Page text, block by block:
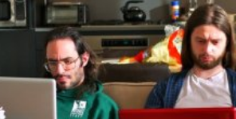
มื่อฉันมีแฟนเป็น โปรแกรมเมอร์
จอทุกคืน”
ใจในพันทิปกระทู้หนึ่งครับ คุณ
เล่าความในใจถึงชีวิตคู่ของเธอกับแฟน